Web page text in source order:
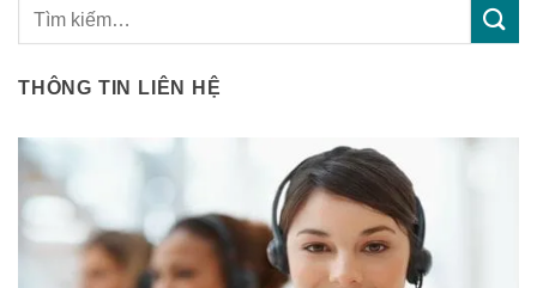
Tìm
THÔNG TIN LIÊN HỆ